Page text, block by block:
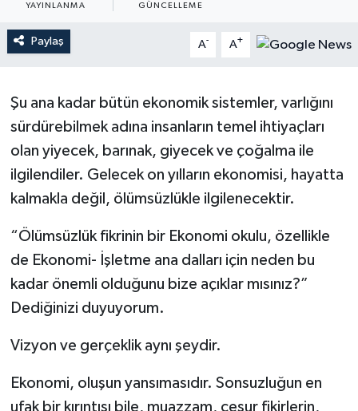
YAYINLANMA GÜNCELLEME
Paylaş A- A+
Şu ana kadar bütün ekonomik sistemler, varlığını
sürdürebilmek adına insanların temel ihtiyaçları
olan yiyecek, barınak, giyecek ve çoğalma ile
ilgilendiler. Gelecek on yılların ekonomisi, hayatta
kalmakla değil, ölümsüzlükle ilgilenecektir.
“Ölümsüzlük fikrinin bir Ekonomi okulu, özellikle
de Ekonomi- İşletme ana dalları için neden bu
kadar önemli olduğunu bize açıklar mısınız?”
Dediğinizi duyuyorum.
Vizyon ve gerçeklik aynı şeydir.
Ekonomi, oluşun yansımasıdır. Sonsuzluğun en
ufak bir kırıntısı bile, muazzam, cesur fikirlerin,
SPOR